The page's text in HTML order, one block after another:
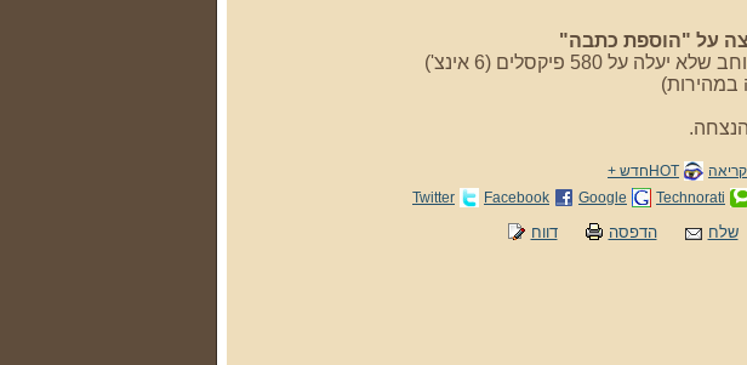
על "הוספת כתבה"
HOTחדש +
Technorati
Google
Facebook
Twitter
שלח הדפסה דווח